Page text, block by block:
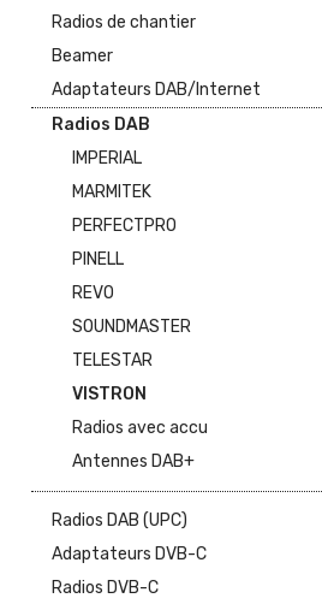
Radios de chantier
Beamer
Adaptateurs DAB/Internet
Radios DAB
IMPERIAL
MARMITEK
PERFECTPRO
PINELL
REVO
SOUNDMASTER
TELESTAR
VISTRON
Radios avec accu
Antennes DAB+
Radios DAB (UPC)
Adaptateurs DVB-C
Radios DVB-C